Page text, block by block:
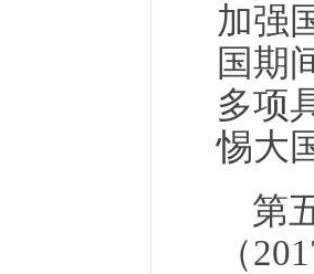
加强
国期
多项
惕大
第
（